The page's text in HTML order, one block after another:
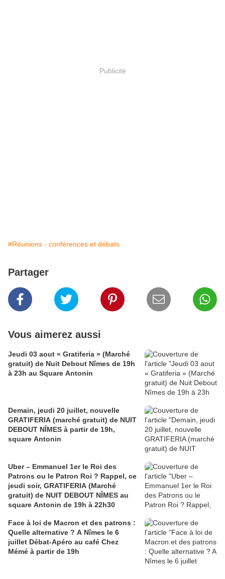
Publicité
#Réunions - conférences et débats
Partager
Vous aimerez aussi
Jeudi 03 aout « Gratiferia » (Marché
gratuit) de Nuit Debout Nîmes de 19h
à 23h au Square Antonin
Demain, jeudi 20 juillet, nouvelle
GRATIFERIA (marché gratuit) de NUIT
DEBOUT NÎMES à partir de 19h,
square Antonin
Uber – Emmanuel 1er le Roi des
Patrons ou le Patron Roi ? Rappel, ce
jeudi soir, GRATIFERIA (Marché
gratuit) de NUIT DEBOUT NÎMES au
square Antonin de 19h à 22h30
Face à loi de Macron et des patrons :
Quelle alternative ? A Nîmes le 6
juillet Débat-Apéro au café Chez
Mémé à partir de 19h